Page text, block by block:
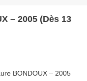
– 2005 (Dès 13